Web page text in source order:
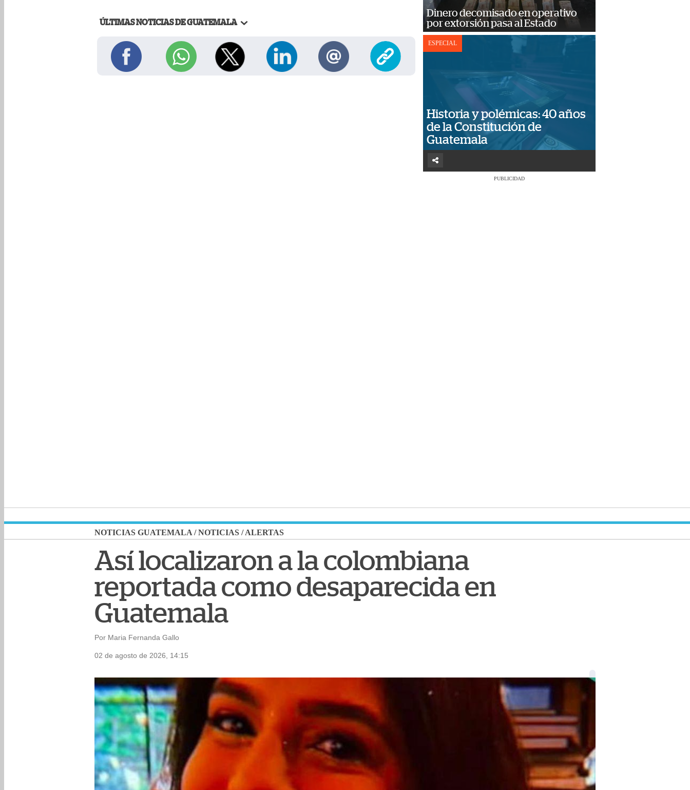
ÚLTIMAS NOTICIAS DE GUATEMALA
Dinero decomisado en operativo
por extorsión pasa al Estado
ESPECIAL
Historia y polémicas: 40 años
de la Constitución de
Guatemala
PUBLICIDAD
NOTICIAS GUATEMALA /NOTICIAS /ALERTAS
Así localizaron a la colombiana
reportada como desaparecida en
Guatemala
Por Maria Fernanda Gallo
02 de agosto de 2026, 14:15